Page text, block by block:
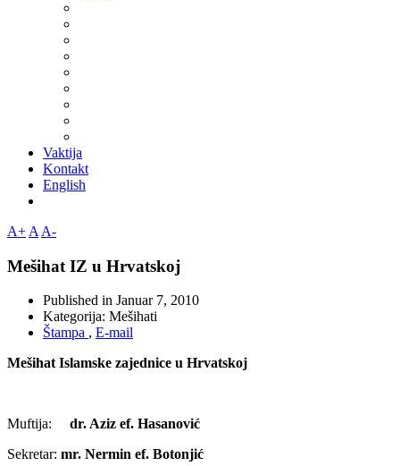
Vaktija
Kontakt
English
A+ A A-
Mešihat IZ u Hrvatskoj
Published in Januar 7, 2010
Kategorija: Mešihati
Štampa , E-mail
Mešihat Islamske zajednice u Hrvatskoj
Muftija: dr. Aziz ef. Hasanović
Sekretar: mr. Nermin ef. Botonjić